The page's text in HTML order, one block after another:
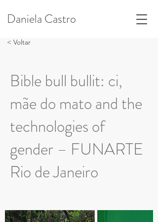
Daniela Castro
< Voltar
Bible bull bullit: ci,
mãe do mato and the
technologies of
gender – FUNARTE
Rio de Janeiro